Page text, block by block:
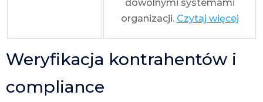
dowolnymi systemami
organizacji. Czytaj więcej
Weryfikacja kontrahentów i
compliance